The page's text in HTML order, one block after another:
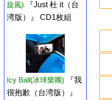
旋風)
『Just 杜 it（台
湾版）』 CD1枚組
Icy Ball(冰球樂團)
『我
很抱歉（台湾版）』